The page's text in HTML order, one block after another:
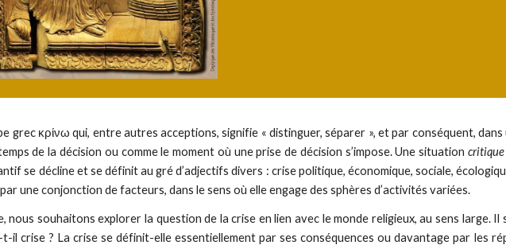
grec κρίνω qui, entre autres acceptions, signifie « distinguer, séparer », et par conséquent, dans
de la décision ou comme le moment où une prise de décision s’impose. Une situationcritique
se décline et se définit au gré d’adjectifs divers : crise politique, économique, sociale,
une conjonction de facteurs, dans le sens où elle engage des sphères d’activités variées.
nous souhaitons explorer la question de la crise en lien avec le monde religieux, au sens large. Il
il crise ? La crise se définit-elle essentiellement par ses conséquences ou davantage par les